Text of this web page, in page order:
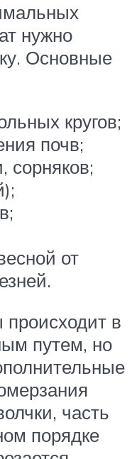
нужно
Основные
кругов;
почв;
сорняков;
от
в
путем, но
часть
порядке